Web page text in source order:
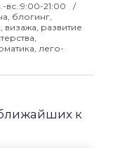
вс.:9:00-21:00
блогинг,
развитие
лего-
к